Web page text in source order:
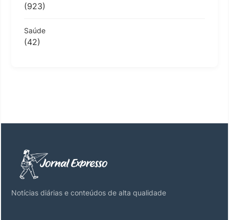
(923)
Saúde
(42)
Notícias diárias e conteúdos de alta qualidade